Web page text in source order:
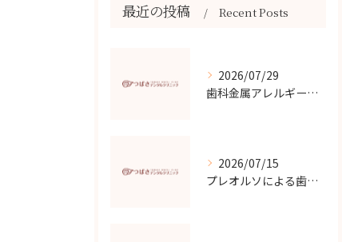
最近の投稿 Recent Posts
2026/07/29
歯科金属アレルギーの原因と対策
2026/07/15
プレオルソによる歯並び改善効果